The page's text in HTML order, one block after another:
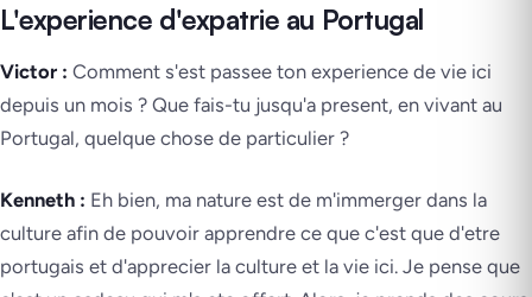
L'experience d'expatrie au Portugal
Victor : Comment s'est passee ton experience de vie ici
depuis un mois ? Que fais-tu jusqu'a present, en vivant au
Portugal, quelque chose de particulier ?
Kenneth : Eh bien, ma nature est de m'immerger dans la
culture afin de pouvoir apprendre ce que c'est que d'etre
portugais et d'apprecier la culture et la vie ici. Je pense que